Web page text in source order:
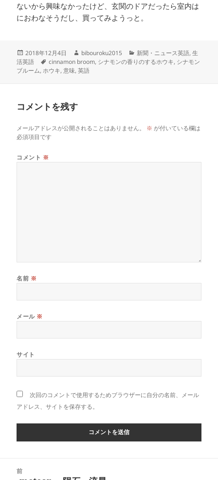
ないから興味なかったけど、玄関のドアだったら室内は
におわなそうだし、買ってみようっと。
投
稿
日:
2018年12月4日
作
成
者
bibouroku2015
カ
テ
新聞・ニュース英語,生
活英語
タ
グ
cinnamon broom, シナモンの香りのするホウキ, シナモン
ブルーム,ホウキ,意味,英語
コメントを残す
メールアドレスが公開されることはありません。 ※ が付いている欄は
必須項目です
コメント ※
名前 ※
メール ※
サイト
次回のコメントで使用するためブラウザーに自分の名前、メール
アドレス、サイトを保存する。
前